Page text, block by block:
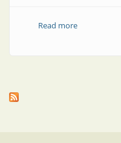
Read moreabout